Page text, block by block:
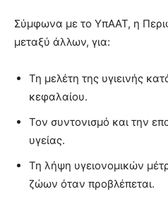
Σύμφωνα με το ΥπΑΑΤ, η
μεταξύ άλλων, για:
Τη μελέτη της υγιεινής
κεφαλαίου.
Τον συντονισμό και την
υγείας.
Τη λήψη υγειονομικών
ζώων όταν προβλέπεται.